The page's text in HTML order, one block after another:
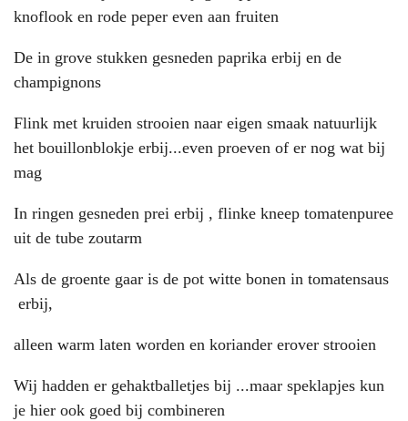
knoflook en rode peper even aan fruiten
De in grove stukken gesneden paprika erbij en de
champignons
Flink met kruiden strooien naar eigen smaak natuurlijk
het bouillonblokje erbij...even proeven of er nog wat bij
mag
In ringen gesneden prei erbij , flinke kneep tomatenpuree
uit de tube zoutarm
Als de groente gaar is de pot witte bonen in tomatensaus
erbij,
alleen warm laten worden en koriander erover strooien
Wij hadden er gehaktballetjes bij ...maar speklapjes kun
je hier ook goed bij combineren